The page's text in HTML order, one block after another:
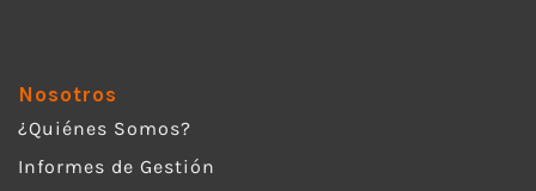
Nosotros
¿Quiénes Somos?
Informes de Gestión